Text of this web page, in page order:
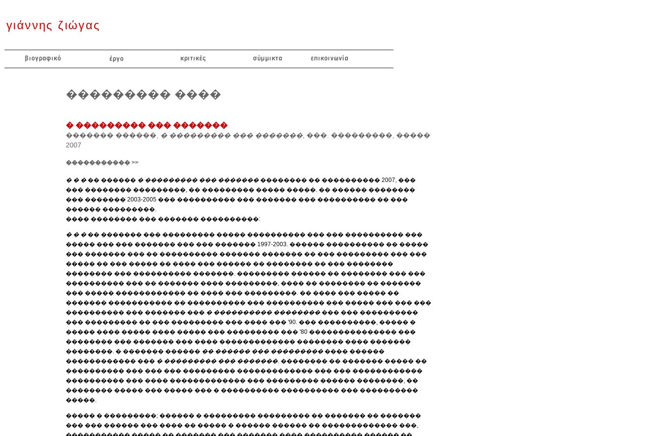
γιάννης ζιώγας
��������� ����
� ��������� ��� �������
������� ������, � ��������� ��� �������, ���. ���������, �����
2007
����������� >>
� � ��� ������ � ��������� ��� ��������������� �� ���������� 2007, ���
��� �������� ���������, �� ��������� ����� �����. �� ������ ��������
��� ������� 2003-2005 ��� ���������� ��� ������� ��� ���������� �� ���
������ ���������.
���� �������� ��� ������� ����������:
� � ��� ������� ��� ��������� ����� ���������� ��� ��� ���������� ���
����� ��� ��� ������� ��� ��� ������� 1997-2003. ������ ���������� �� �����
��� ������� ��� �� ���������� ������� ������� �� ��� ��������� ��� ���
����� �� ��� ����� �� ���� ��� ������ �� �������� �� ��� ��������
�������� ��� ���������� �������. ��������� ������ �� �������� ��� ���
���������� ��� �� ������� ���� ���������, ���� �� �������� �� �������
��� ����� ������������ �� ���� ��� ���������. �� ���� ��� ����� ��
������� ����������� �� ���������� ��� ���������� ��� ����� ��� ��� ���
���������� ��� ������� ��� � ���������� ����������� ��� ����������
��� ��������� �� ��� ��������� ��� ���� ��� '90. ��� ����������, ����� �
����� ���� ����� ���� ����� ��� ��������� ��� '80 ��������������� ���
�������� ��� ������� ��� ���� ������������� �������� ���� �������
��������. � ������� ������ �� ������ ��� ������������� ������
������������ ��� � ��������� ��� �������. �������� �� ������� ����� ��
���������� ��� ��� ��� ��������� ������������� ��� ��� ������������
���������� ��� ���� ������������� ��� ��������� ������ ��������, ��
�������� ����� ��� ����� ��� � ���������� ���������� ��� ����������
�����.
����� � ���������; ������ � ��������� ��������� �� ������� �� �������
��� ��� ������ ��� ���� �� ����� � ������ ������ �� ������������� ���,